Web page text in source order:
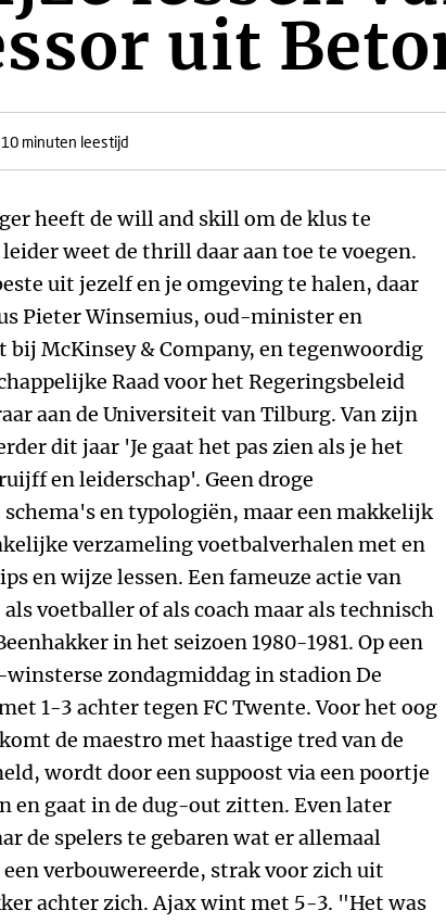
uit
minuten leestijd
heeft de will and skill om de klus te
weet de thrill daar aan toe te voegen.
uit jezelf en je omgeving te halen, daar
Pieter Winsemius, oud-minister en
McKinsey & Company, en tegenwoordig
Raad voor het Regeringsbeleid
aan de Universiteit van Tilburg. Van zijn
dit jaar 'Je gaat het pas zien als je het
en leiderschap'. Geen droge
en typologiën, maar een makkelijk
verzameling voetbalverhalen met en
en wijze lessen. Een fameuze actie van
voetballer of als coach maar als technisch
in het seizoen 1980-1981. Op een
zondagmiddag in stadion De
1-3 achter tegen FC Twente. Voor het oog
de maestro met haastige tred van de
wordt door een suppoost via een poortje
en gaat in de dug-out zitten. Even later
de spelers te gebaren wat er allemaal
verbouwereerde, strak voor zich uit
achter zich. Ajax wint met 5-3. "Het was